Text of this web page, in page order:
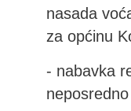
nasada
za općinu
- nabavka